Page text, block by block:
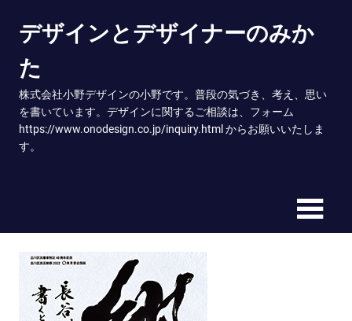
content
デザインとデザイナーのみか
た
株式会社小野デザインの小野です。普段の気づき、考え、思い
を書いています。デザインに関するご相談は、フォーム
https://www.onodesign.co.jp/inquiry.html からお願いいたしま
す。